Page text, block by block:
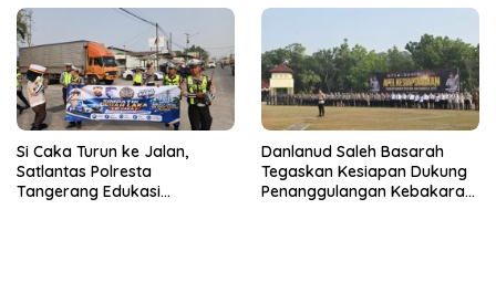
Si Caka Turun ke Jalan,
Satlantas Polresta
Tangerang Edukasi
Danlanud Saleh Basarah
Tegaskan Kesiapan Dukung
Penanggulangan Kebakaran